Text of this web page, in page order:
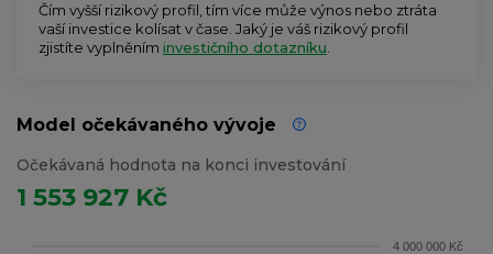
Čím vyšší rizikový profil, tím více může výnos nebo ztráta
vaší investice kolísat v čase. Jaký je váš rizikový profil
zjistíte vyplněním investičního dotazníku
Model očekávaného vývoje
Očekávaná hodnota na konci investování
1 553 927 Kč
4 000 000 Kč